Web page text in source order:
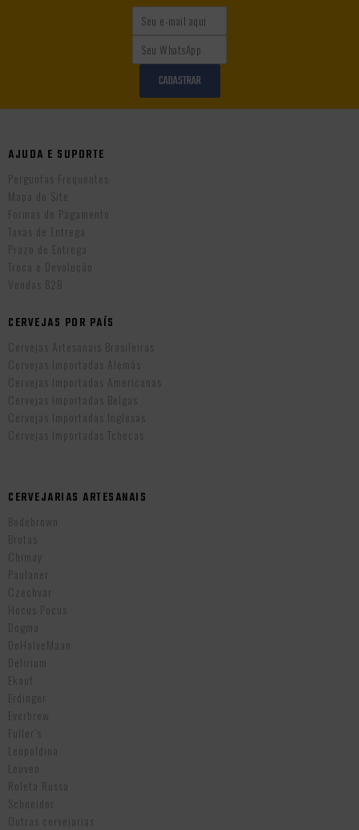
CADASTRAR
AJUDA E SUPORTE
Perguntas Frequentes
Mapa do Site
Formas de Pagamento
Taxas de Entrega
Prazo de Entrega
Troca e Devolução
Vendas B2B
CERVEJAS POR PAÍS
Cervejas Artesanais Brasileiras
Cervejas Importadas Alemãs
Cervejas Importadas Americanas
Cervejas Importadas Belgas
Cervejas Importadas Inglesas
Cervejas Importadas Tchecas
CERVEJARIAS ARTESANAIS
Bodebrown
Brotas
Chimay
Paulaner
Czechvar
Hocus Pocus
Dogma
DeHalveMaan
Delirium
Ekaut
Erdinger
Everbrew
Fuller’s
Leopoldina
Leuven
Roleta Russa
Schneider
Outras cervejarias